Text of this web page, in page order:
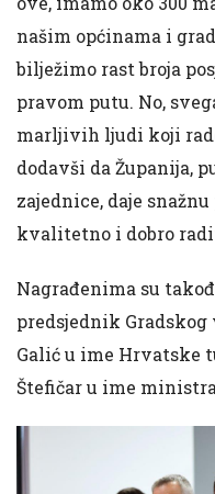
našim općinama i
bilježimo rast broja
pravom putu. No,
marljivih ljudi koji
dodavši da Županija,
zajednice, daje
kvalitetno i dobro
Nagrađenima su
predsjednik
Galić u ime Hrvatske
Štefičar u ime